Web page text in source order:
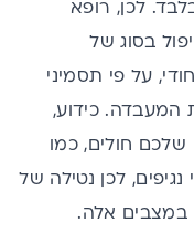
לכן, רופא
בסוג של
על פי תסמיני
המעבדה. כידוע,
חולים, כמו
לכן נטילה של
במצבים אלה.